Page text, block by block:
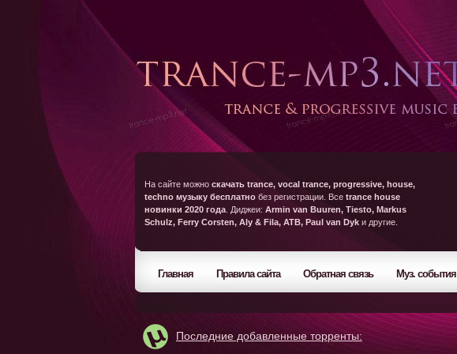
На сайте можно скачать trance, vocal trance, progressive, house,
techno музыку бесплатно без регистрации. Все trance house
новинки 2020 года . Диджеи: Armin van Buuren, Tiesto, Markus
Schulz, Ferry Corsten, Aly & Fila, ATB, Paul van Dyk и другие.
Главная Правила сайта Обратная связь Муз. события
Последние добавленные торренты: